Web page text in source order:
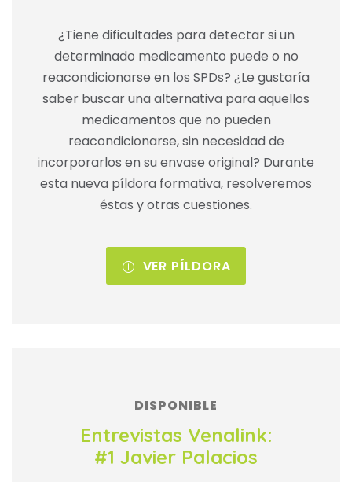
¿Tiene dificultades para detectar si un
determinado medicamento puede o no
reacondicionarse en los SPDs? ¿Le gustaría
saber buscar una alternativa para aquellos
medicamentos que no pueden
reacondicionarse, sin necesidad de
incorporarlos en su envase original? Durante
esta nueva píldora formativa, resolveremos
éstas y otras cuestiones.
VER PÍLDORA
DISPONIBLE
Entrevistas Venalink:
#1 Javier Palacios